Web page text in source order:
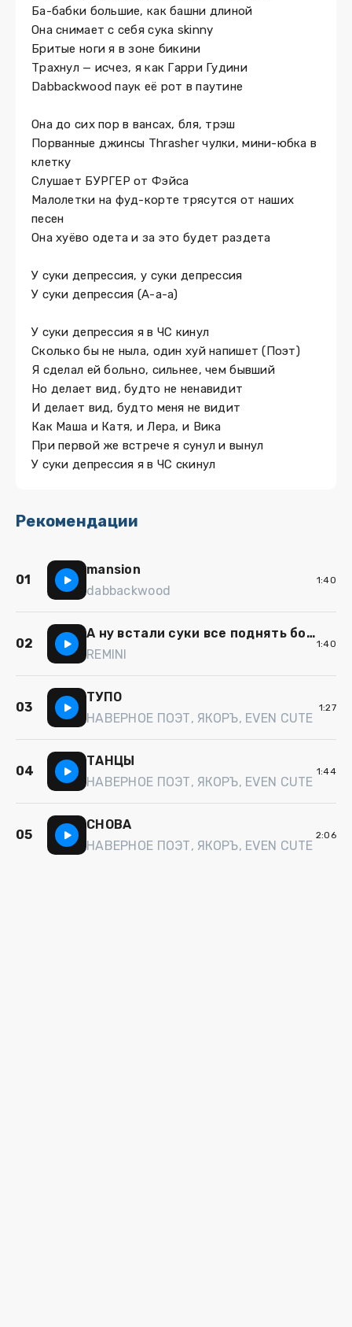
Ба-бабки большие, как башни длиной
Она снимает с себя сука skinny
Бритые ноги я в зоне бикини
Трахнул — исчез, я как Гарри Гудини
Dabbackwood паук её рот в паутине
Она до сих пор в вансах, бля, трэш
Порванные джинсы Thrasher чулки, мини-юбка в
клетку
Слушает БУРГЕР от Фэйса
Малолетки на фуд-корте трясутся от наших
песен
Она хуёво одета и за это будет раздета
У суки депрессия, у суки депрессия
У суки депрессия (А-а-а)
У суки депрессия я в ЧС кинул
Сколько бы не ныла, один хуй напишет (Поэт)
Я сделал ей больно, сильнее, чем бывший
Но делает вид, будто не ненавидит
И делает вид, будто меня не видит
Как Маша и Катя, и Лера, и Вика
При первой же встрече я сунул и вынул
У суки депрессия я в ЧС скинул
Рекомендации
01
mansion
dabbackwood
1:40
02
А ну встали суки все поднять бокалы
REMINI
1:40
03
ТУПО
НАВЕРНОЕ ПОЭТ, ЯКОРЪ, EVEN CUTE
1:27
04
ТАНЦЫ
НАВЕРНОЕ ПОЭТ, ЯКОРЪ, EVEN CUTE
1:44
05
СНОВА
НАВЕРНОЕ ПОЭТ, ЯКОРЪ, EVEN CUTE
2:06